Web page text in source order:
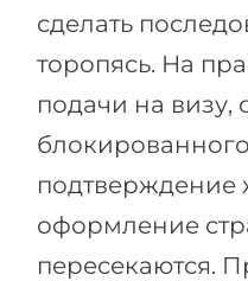
сделать
торопясь. На
подачи на визу,
блокированного
подтверждение
оформление
пересекаются.